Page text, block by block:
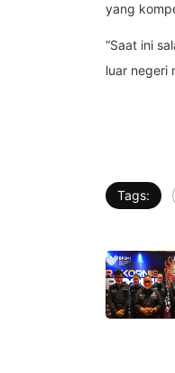
yang
“Saat ini
luar negeri
Tags: